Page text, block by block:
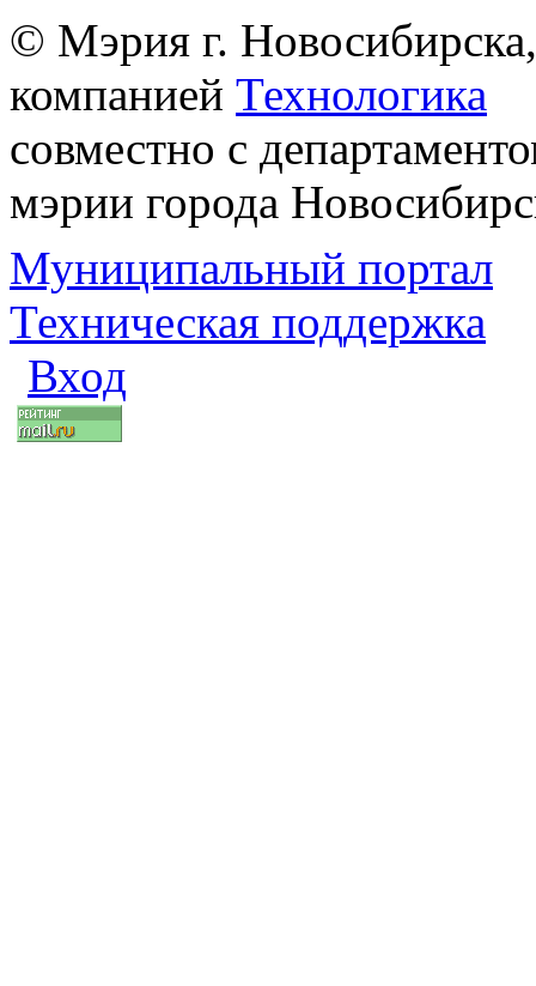
© Мэрия г.
компанией Технологика
совместно с
мэрии города
Муниципальный портал
Техническая поддержка
Вход